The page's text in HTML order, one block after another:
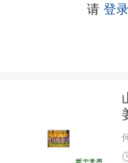
请 登录